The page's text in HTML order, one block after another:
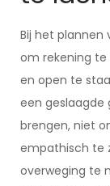
Bij het plannen
om rekening
en open te
een geslaagde
brengen, niet
empathisch te
overweging te